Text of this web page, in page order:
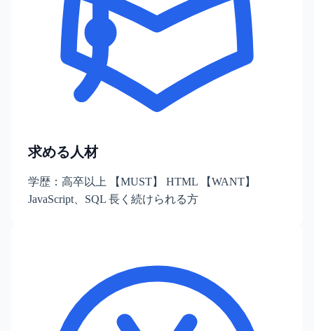
求める人材
学歴：高卒以上 【MUST】 HTML 【WANT】
JavaScript、SQL ⾧く続けられる方